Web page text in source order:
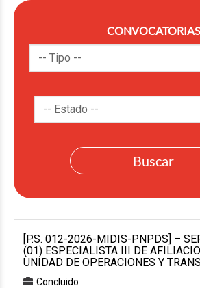
CONVOCATORIAS
[P.S. 012-2026-MIDIS-PNPDS] –
(01) ESPECIALISTA III DE
UNIDAD DE OPERACIONES Y
Concluido